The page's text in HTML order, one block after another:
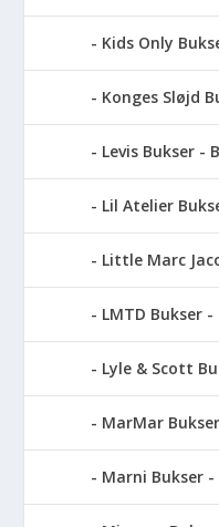
Kids Only
Konges Sløjd
Levis Bukser -
Lil Atelier
Little Marc
LMTD Bukser
Lyle & Scott
MarMar
Marni Bukser